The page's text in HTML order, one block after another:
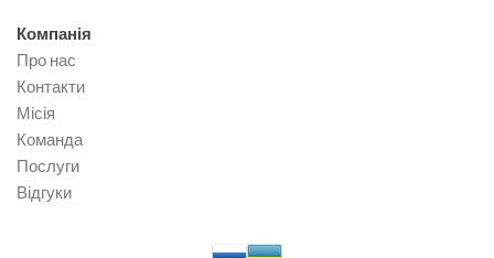
Компанія
Про нас
Контакти
Місія
Команда
Послуги
Відгуки